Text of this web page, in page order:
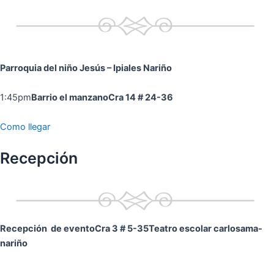
Parroquia del niño Jesús– Ipiales Nariño
1:45pmBarrio el manzanoCra 14 # 24-36
Como llegar
Recepción
Recepción de eventoCra 3 # 5-35Teatro escolar carlosama-
nariño